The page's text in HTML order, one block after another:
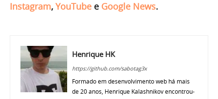
Instagram, YouTube e Google News.
Henrique HK
https://github.com/sabotag3x
Formado em desenvolvimento web há mais
de 20 anos, Henrique Kalashnikov encontrou-